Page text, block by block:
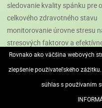
sledovanie kvality spánku pre
celkového zdravotného stavu
monitorovanie úrovne stresu
stresových faktorov a
sledovanie menštruačného
hodinky sú kompatibilné so
digitálna vizitka
Rovnako ako väčšina webových
zlepšenie používateľského
súhlas s používaním